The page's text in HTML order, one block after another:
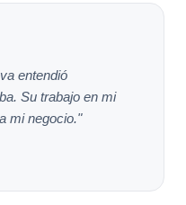
entendió
Su trabajo en mi
mi negocio."